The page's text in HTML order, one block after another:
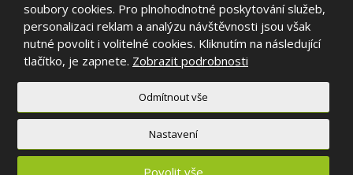
LinkedIn
2026, BIOGEN PRAHA s.r.o.
Mapa stránek |Podmínky použití
soubory cookies. Pro plnohodnotné poskytování služeb,
personalizaci reklam a analýzu návštěvnosti jsou však
nutné povolit i volitelné cookies. Kliknutím na následující
tlačítko, je zapnete. Zobrazit podrobnosti
Odmítnout vše
Nastavení
Povolit vše